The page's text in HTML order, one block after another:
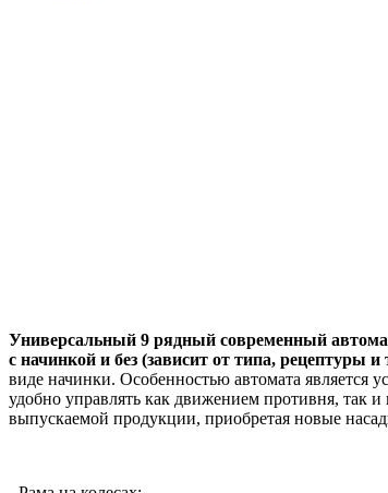
Универсальный 9 рядный современный
с начинкой и без (зависит от типа, рецептуры и
виде начинки. Особенностью автомата является
удобно управлять как движением противня, так
выпускаемой продукции, приобретая новые